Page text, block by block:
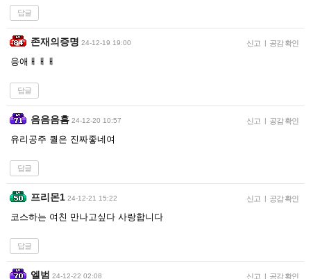
답글
존재의증명 24-12-19 19:00 신고 | 공감 확인
응애ㅐㅐㅐ
답글
음음음흠 24-12-20 10:57 신고 | 공감 확인
유리공주 퀄은 진짜좋네여
답글
프리몬1 24-12-21 15:22 신고 | 공감 확인
코스하는 여친 만나고싶다 사랑합니다
답글
엘범 24-12-22 02:08 신고 | 공감 확인